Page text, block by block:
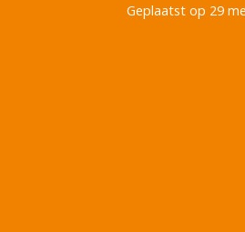
Geplaatst op 29